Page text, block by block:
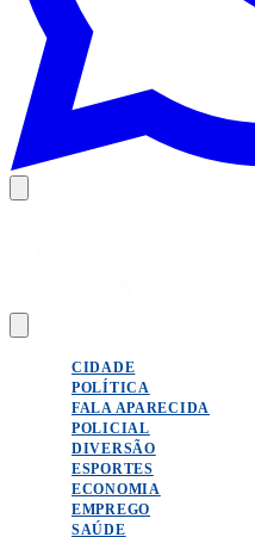
CIDADE
POLÍTICA
FALA APARECIDA
POLICIAL
DIVERSÃO
ESPORTES
ECONOMIA
EMPREGO
SAÚDE